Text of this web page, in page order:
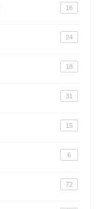
16
24
18
31
15
6
72